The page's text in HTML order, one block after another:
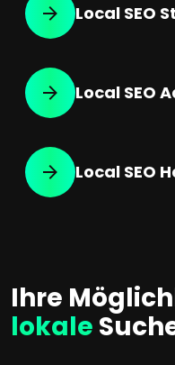
Local SEO
Local SEO
Local SEO
Ihre
lokale